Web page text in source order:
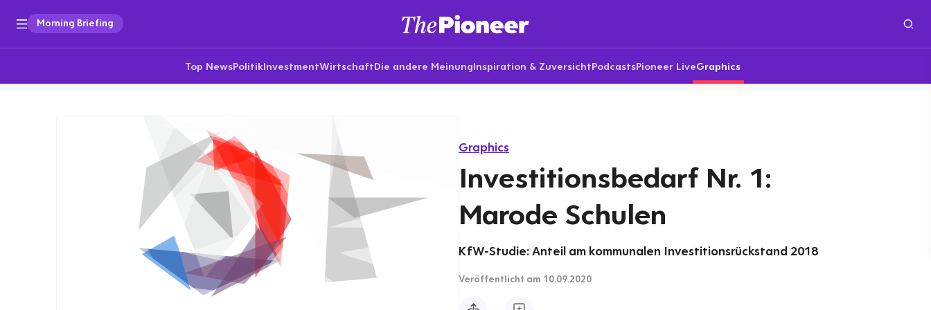
Morning Briefing
Top NewsPolitikInvestmentWirtschaftDie andere MeinungInspiration & ZuversichtPodcastsPioneer LiveGraphics
Graphics
Investitionsbedarf Nr. 1:
Marode Schulen
KfW-Studie: Anteil am kommunalen Investitionsrückstand 2018
Veröffentlicht am 10.09.2020